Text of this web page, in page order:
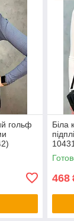
гольф
Біла
468